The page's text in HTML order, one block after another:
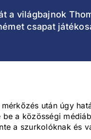
a világbajnok
csapat
után úgy
a közösségi
a szurkolóknak és